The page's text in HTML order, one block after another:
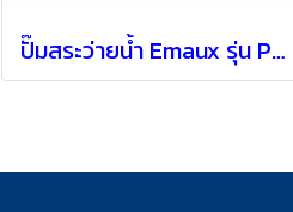
ปั๊มสระว่ายน้ำ Emaux รุ่น Pump SB20 ( 2 HP )